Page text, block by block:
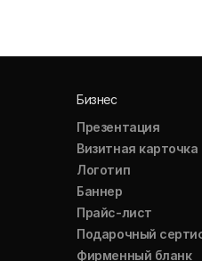
Бизнес
Презентация
Визитная карточка
Логотип
Баннер
Прайс-лист
Подарочный
Фирменный бланк